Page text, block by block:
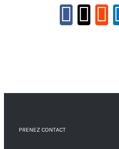
X
PRENEZ CONTACT